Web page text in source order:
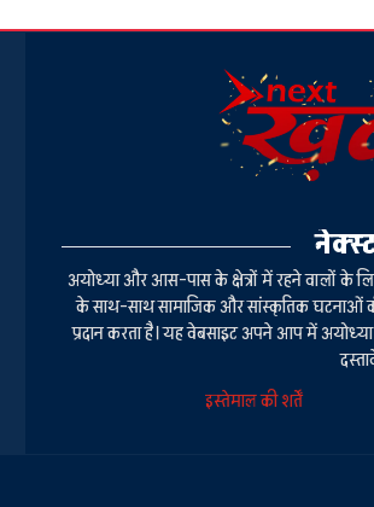
अयोध्या और आस-पास के क्षेत्रों में रहने वालों के
के साथ-साथ सामाजिक और सांस्कृतिक घटनाओं की
प्रदान करता है। यह वेबसाइट अपने आप में
इस्तेमाल की शर्तें